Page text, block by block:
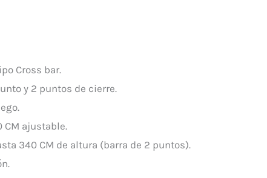
Cross bar.
y 2 puntos de cierre.
CM ajustable.
340 CM de altura (barra de 2 puntos).